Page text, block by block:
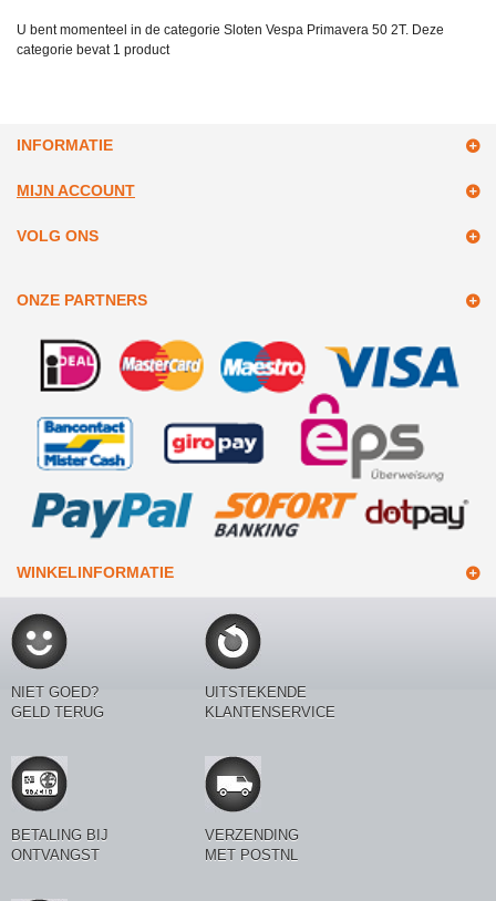
U bent momenteel in de categorie Sloten Vespa Primavera 50 2T. Deze
categorie bevat 1 product
INFORMATIE
MIJN ACCOUNT
VOLG ONS
ONZE PARTNERS
WINKELINFORMATIE
NIET GOED?
GELD TERUG
UITSTEKENDE
KLANTENSERVICE
BETALING BIJ
ONTVANGST
VERZENDING
MET POSTNL